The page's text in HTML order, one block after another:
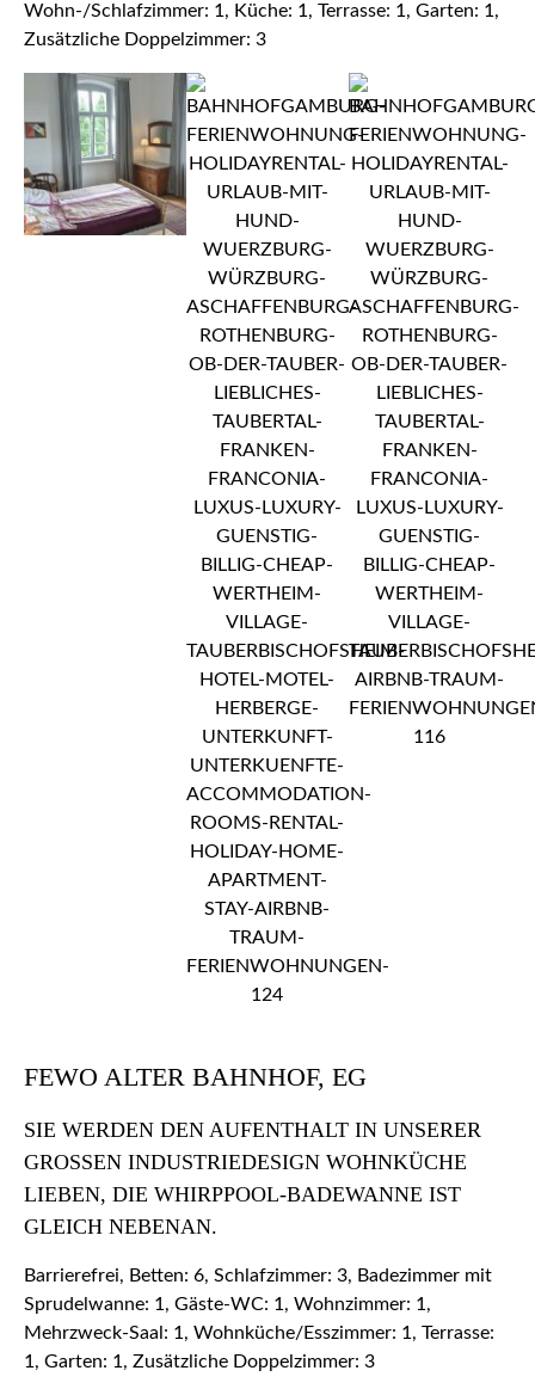
Wohn-/Schlafzimmer: 1, Küche: 1, Terrasse: 1, Garten: 1,
Zusätzliche Doppelzimmer: 3
FEWO ALTER BAHNHOF, EG
SIE WERDEN DEN AUFENTHALT IN UNSERER
GROSSEN INDUSTRIEDESIGN WOHNKÜCHE L
IEBEN, DIE WHIRPPOOL-BADEWANNE IST G
LEICH NEBENAN.
Barrierefrei, Betten: 6, Schlafzimmer: 3, Badezimmer mit
Sprudelwanne: 1, Gäste-WC: 1, Wohnzimmer: 1,
Mehrzweck-Saal: 1, Wohnküche/Esszimmer: 1, Terrasse:
1, Garten: 1, Zusätzliche Doppelzimmer: 3